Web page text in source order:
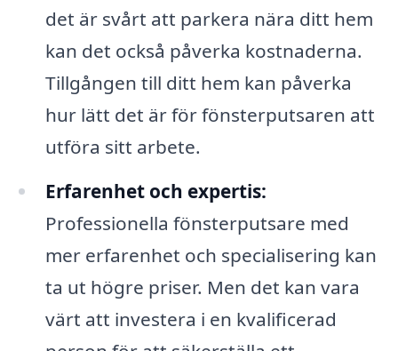
det är svårt att parkera nära ditt hem
kan det också påverka kostnaderna.
Tillgången till ditt hem kan påverka
hur lätt det är för fönsterputsaren att
utföra sitt arbete.
Erfarenhet och expertis:
Professionella fönsterputsare med
mer erfarenhet och specialisering kan
ta ut högre priser. Men det kan vara
värt att investera i en kvalificerad